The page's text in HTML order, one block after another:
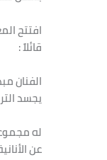
افتتح
قائلاً :
الفنان
يجسد
له
عن